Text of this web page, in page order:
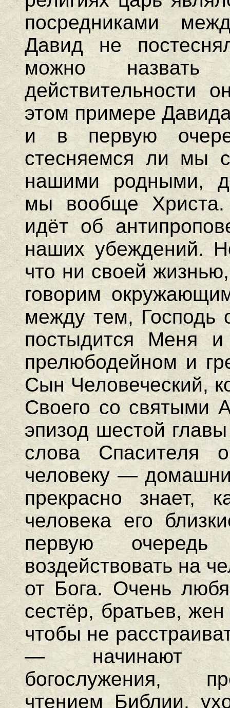
посредниками
Давид не
можно
действительности
этом примере
и в первую
стесняемся ли мы
нашими родными,
мы вообще Христа.
идёт об
наших убеждений.
что ни своей
говорим
между тем, Господь
постыдится Меня
прелюбодейном и
Сын Человеческий,
Своего со святыми
эпизод шестой
слова Спасителя
человеку —
прекрасно знает,
человека его
первую
воздействовать на
от Бога. Очень
сестёр, братьев,
чтобы не
— начинают
богослужения,
чтением Библии,